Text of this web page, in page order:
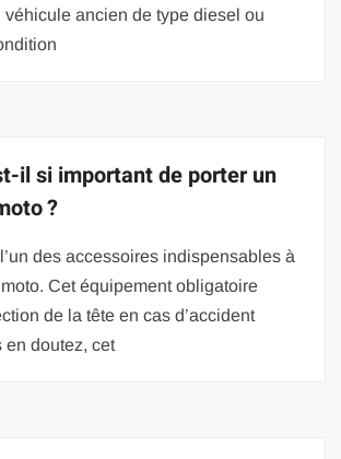
véhicule ancien de type diesel ou
il si important de porter un
?
des accessoires indispensables à
Cet équipement obligatoire
de la tête en cas d’accident
en doutez, cet